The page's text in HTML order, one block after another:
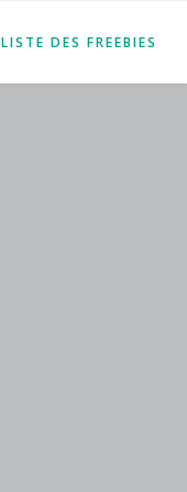
LISTE DES FREEBIES